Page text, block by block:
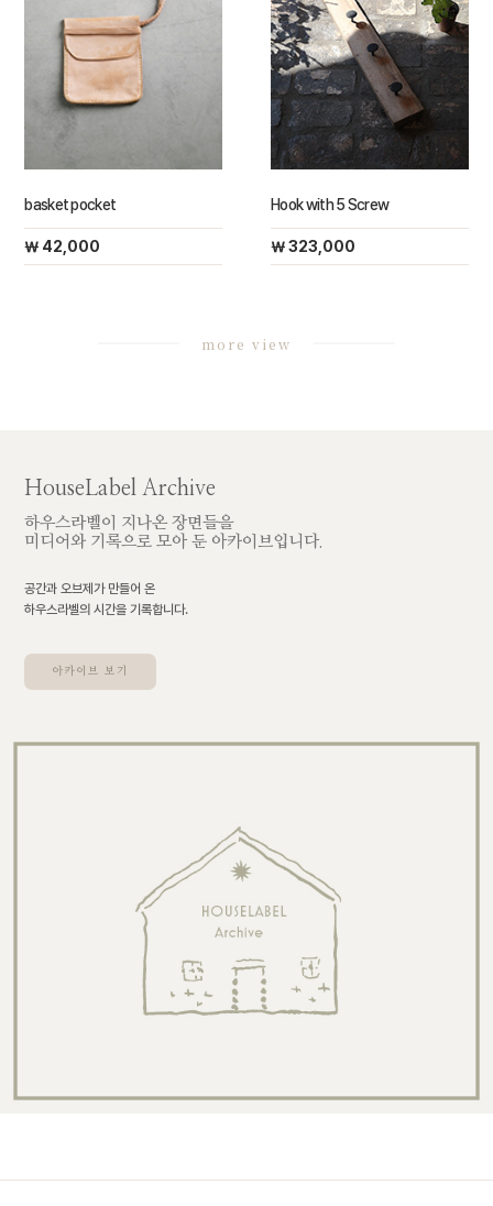
basket pocket
￦ 42,000
Hook with 5 Screw
￦ 323,000
more view
HouseLabel Archive
하우스라벨이 지나온 장면들을
미디어와 기록으로 모아 둔 아카이브입니다.
공간과 오브제가 만들어 온
하우스라벨의 시간을 기록합니다.
아카이브 보기